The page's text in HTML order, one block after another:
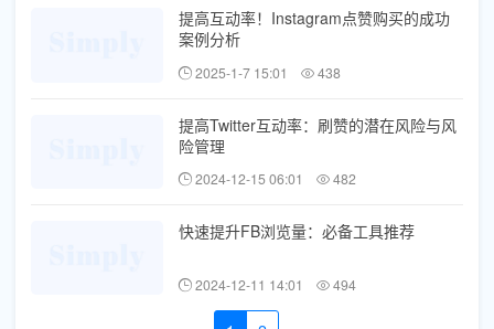
提高互动率！Instagram点赞购买的成功
案例分析
2025-1-7 15:01 438
提高Twitter互动率：刷赞的潜在风险与风
险管理
2024-12-15 06:01 482
快速提升FB浏览量：必备工具推荐
2024-12-11 14:01 494